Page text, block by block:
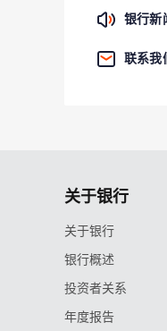
银行新
联系我
关于银行
关于银行
银行概述
投资者关系
年度报告